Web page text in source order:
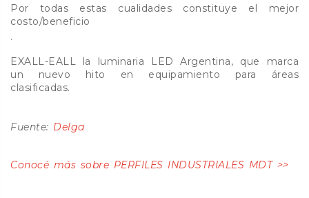
Por todas estas cualidades constituye el mejor
costo/beneficio
.
EXALL-EALL la luminaria LED Argentina, que marca
un nuevo hito en equipamiento para áreas
clasificadas.
Fuente: Delga
Conocé más sobre PERFILES INDUSTRIALES MDT >>